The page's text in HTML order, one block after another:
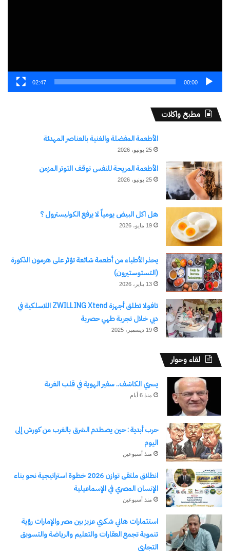
00:00
02:47
مطبخ واكلات
الأطعمة المفضلة والغنية بالعناصر المهدئة
25 يونيو، 2026
الأطعمة المريحة للنفس توقف التوتر المزمن
25 يونيو، 2026
هل اكل البيض يومياً لا يرفع الكوليسترول ؟
19 مايو، 2026
يحذر الأطباء من أطعمة شائعة تؤثر على هرمون الذكورة
(التستوستيرون)
13 يناير، 2026
تافولا تطلق أجهزة ZWILLING Xtend اللاسلكية في
دبي خلال تجربة طهي حصرية
19 ديسمبر، 2025
لقاء وحوار
يسري الكاشف.. سفير الهوية في قلب الغربة
منذ 6 أيام
حرب أبدية : حين يصطدم الشرق بالغرب من كورش إلى
اليوم
منذ أسبوعين
انطلاق ملتقى توازن 2026 خطوة استراتيجية نحو بناء
الإنسان المصري في الإسماعيلية
منذ أسبوعين
استثمارات هاني شكري عزيز بين مصر والإمارات رؤية
تنموية تجمع العقارات والتعليم والرياضة والتسويق
التجاري